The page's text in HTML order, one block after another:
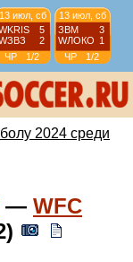
13 июл, сб
5
2
ЧР
1/2
13 июл, сб
ЗВМ
3
WЛОКО 1
ЧР
1/2
13 июл, сб
СШ-1
4
4
2024 среди
— WFC